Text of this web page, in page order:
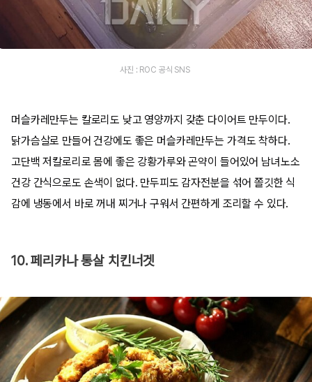
사진 : ROC 공식 SNS ​
머슬카레만두는 칼로리도 낮고 영양까지 갖춘 다이어트 만두이다.
닭가슴살로 만들어 건강에도 좋은 머슬카레만두는 가격도 착하다.
고단백 저칼로리로 몸에 좋은 강황가루와 곤약이 들어있어 남녀노소
건강 간식으로도 손색이 없다. 만두피도 감자전분을 섞어 쫄깃한 식
감에 냉동에서 바로 꺼내 찌거나 구워서 간편하게 조리할 수 있다.
10. 페리카나 통살 치킨너겟